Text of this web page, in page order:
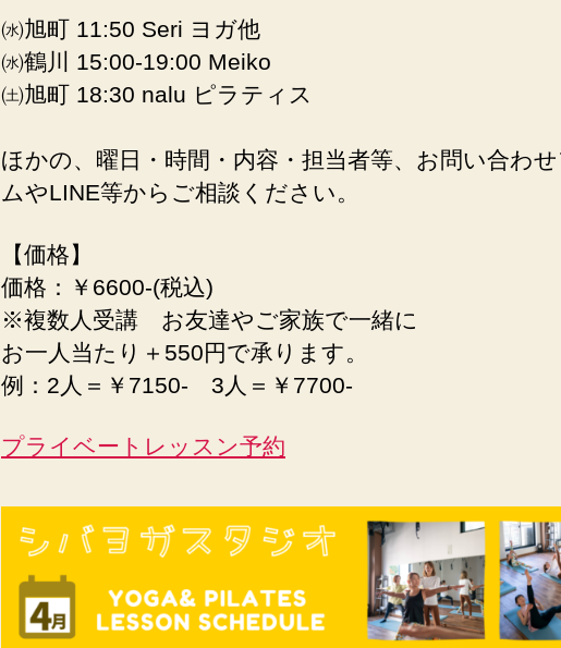
㈬旭町 11:50 Seri ヨガ他
㈬鶴川 15:00-19:00 Meiko
㈯旭町 18:30 nalu ピラティス
ほかの、曜日・時間・内容・担当者等、お問い合わ
ムやLINE等からご相談ください。
【価格】
価格：￥6600-(税込)
※複数人受講 お友達やご家族で一緒に
お一人当たり＋550円で承ります。
例：2人＝￥7150- 3人＝￥7700-
プライベートレッスン予約